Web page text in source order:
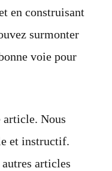
en construisant
surmonter
voie pour
article. Nous
et instructif.
articles